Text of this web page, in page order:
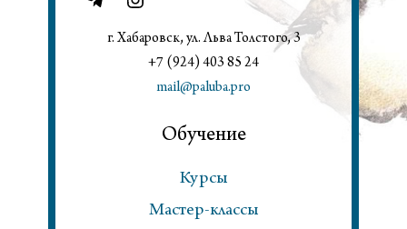
г. Хабаровск, ул. Льва Толстого, 3
+7 (924) 403 85 24
mail@paluba.pro
Обучение
Курсы
Мастер-классы